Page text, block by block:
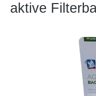
aktive
Bildergalerie